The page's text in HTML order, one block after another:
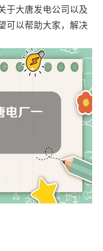
于大唐发电公司以及
可以帮助大家，解决